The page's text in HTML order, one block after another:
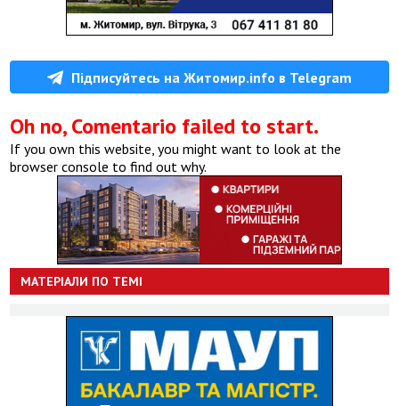
Підписуйтесь на Житомир.info в Telegram
Oh no, Comentario failed to start.
If you own this website, you might want to look at the
browser console to find out why.
МАТЕРІАЛИ ПО ТЕМІ